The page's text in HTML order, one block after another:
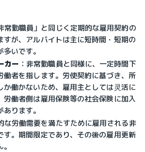
常勤職員」と同じく定期的な雇用契約の
すが、アルバイトは主に短時間・短期の
いです。
カー ：非常勤職員と同様に、一定時間下
働者を指します。労使契約に基づき、所
か働かないため、雇用主としては灵活に
労働者側は雇用保険等の社会保険に加入
ります。
な労働需要を満たすために雇用される非
す。期間限定であり、その後の雇用更新